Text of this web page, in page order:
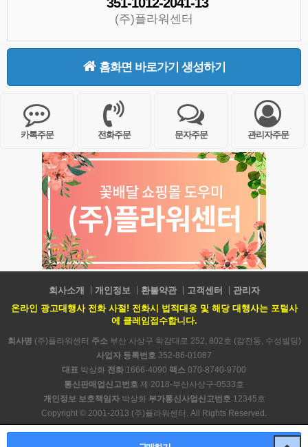
(주)플라워센터
홈화면 바로가기 생성하기
카톡주문 전화주문 문자주문 관리자주문
회사소개 개인정보 환불약관 고객센터
관리자
온라인 광고대행사 전화 사절! 전화시 법적대응 및 해당 대행사는 포털사
에 클레임접수합니다.
회사명 (주)플라워센터 주소부산 사상구 학감대로 252, 802호 (감전동, 수성빌딩)
사업자 등록번호 352-86-01087
대표 박상화 전화 1666-4090 팩스 070-8740-9700
통신판매업신고번호 제 2018-부산사상구-0533호
개인정보 보호책임자박상화 부가통신사업신고번호12345호
Copyright © 2001-2013 (주)플라워센터. All Rights Reserved.
PC 버전